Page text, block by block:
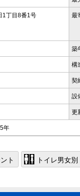
1丁目8番1号 最
築
構
契
設
更
年
ト トイレ男女別